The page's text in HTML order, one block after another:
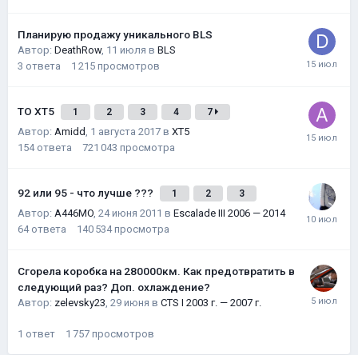
Планирую продажу уникального BLS
Автор: DeathRow, 11 июля в BLS
3 ответа 1 215 просмотров
ТО XT5 1 2 3 4 7
Автор: Amidd, 1 августа 2017 в XT5
154 ответа 721 043 просмотра
92 или 95 - что лучше ??? 1 2 3
Автор: A446MO, 24 июня 2011 в Escalade III 2006 — 2014
64 ответа 140 534 просмотра
Сгорела коробка на 280000км. Как предотвратить в
следующий раз? Доп. охлаждение?
Автор: zelevsky23, 29 июня в CTS I 2003 г. — 2007 г.
1 ответ 1 757 просмотров